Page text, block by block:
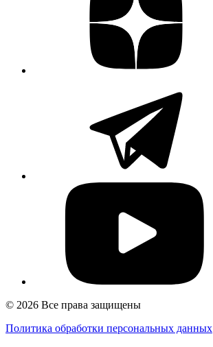
© 2026 Все права защищены
Политика обработки персональных данных